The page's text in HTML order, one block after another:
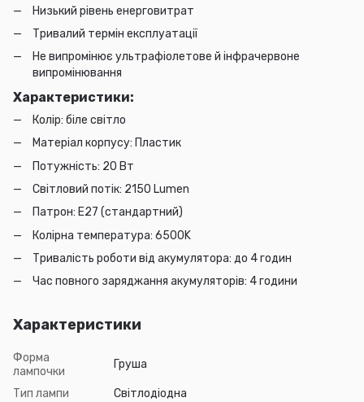
Низький рівень енерговитрат
Тривалий термін експлуатації
Не випромінює ультрафіолетове й інфрачервоне
випромінювання
Характеристики:
Колір: біле світло
Матеріал корпусу: Пластик
Потужність: 20 Вт
Світловий потік: 2150 Lumen
Патрон: E27 (стандартний)
Колірна температура: 6500K
Тривалість роботи від акумулятора: до 4 годин
Час повного заряджання акумуляторів: 4 години
Характеристики
Форма
лампочки
Груша
Тип лампи
Світлодіодна